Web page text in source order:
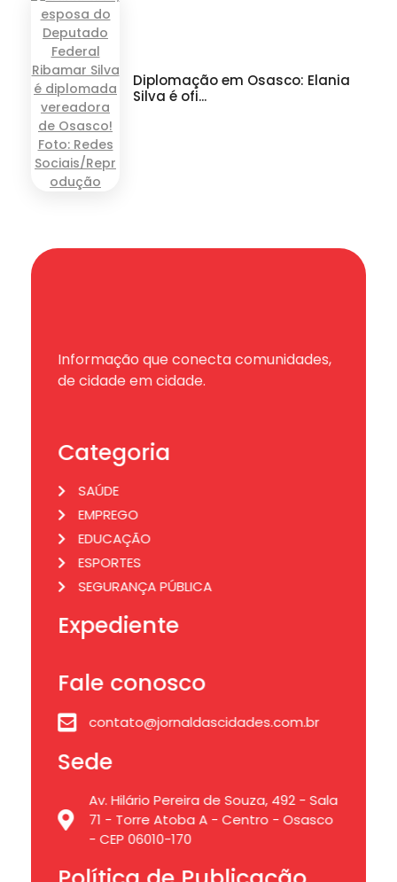
Diplomação em Osasco: Elania
Silva é ofi...
Informação que conecta comunidades,
de cidade em cidade.
Categoria
SAÚDE
EMPREGO
EDUCAÇÃO
ESPORTES
SEGURANÇA PÚBLICA
Expediente
Fale conosco
contato@jornaldascidades.com.br
Sede
Av. Hilário Pereira de Souza, 492 - Sala
71 - Torre Atoba A - Centro - Osasco
- CEP 06010-170